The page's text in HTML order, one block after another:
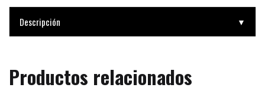
Descripción ▼
Productos relacionados